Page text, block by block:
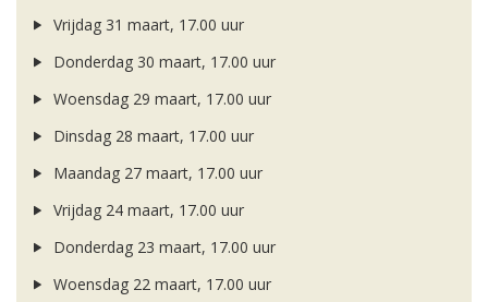
Vrijdag 31 maart, 17.00 uur
Donderdag 30 maart, 17.00 uur
Woensdag 29 maart, 17.00 uur
Dinsdag 28 maart, 17.00 uur
Maandag 27 maart, 17.00 uur
Vrijdag 24 maart, 17.00 uur
Donderdag 23 maart, 17.00 uur
Woensdag 22 maart, 17.00 uur